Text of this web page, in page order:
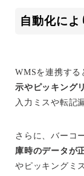
自動化に
WMSを連携する
示やピッキング
入力ミスや転記
さらに、バーコ
庫時のデータが
やピッキングミ